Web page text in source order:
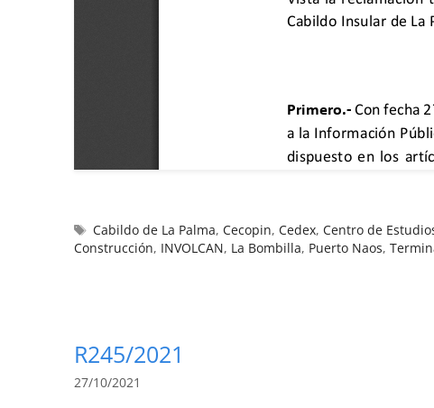
Cabildo de La Palma,Cecopin,Cedex,Centro de
Construcción, INVOLCAN, La Bombilla, Puerto Naos,
R245/2021
27/10/2021